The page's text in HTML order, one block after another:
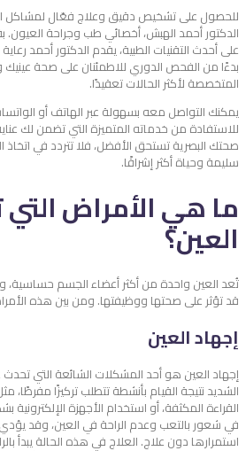
للحصول على تشخيص دقيق وعلاج فعّال لمشاكل
الدكتور أحمد الهبش، أخصائي طب وجراحة العيون.
على أحدث التقنيات الطبية، يقدم الدكتور أحمد
بدءًا من الفحص الدوري للاطمئنان على صحة عينيك
المتخصصة لأكثر الحالات تعقيدًا.
للاستفادة من خدماته المتميزة التي تضمن لك
صحتك البصرية تستحق الأفضل، فلا تتردد في اتخاذ
سليمة وحياة أكثر إشراقًا.
ما هي الأمراض
العين؟
تُعد العين واحدة من أكثر أعضاء الجسم حساسية،
قد تؤثر على صحتها ووظيفتها. ومن بين هذه
إجهاد العين
إجهاد العين هو أحد المشكلات الشائعة التي
الشديد نتيجة القيام بأنشطة تتطلب تركيزًا مفرطًا،
القراءة المكثفة، أو استخدام الأجهزة
في شعور بالتعب وعدم الراحة في العين، وقد
استمرارها دون علاج. العلاج في هذه الحالة يبدأ